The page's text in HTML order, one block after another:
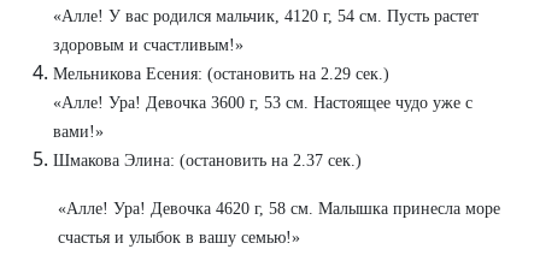
«Алле! У вас родился мальчик, 4120 г, 54 см. Пусть растет
здоровым и счастливым!»
Мельникова Есения: (остановить на 2.29 сек.)
«Алле! Ура! Девочка 3600 г, 53 см. Настоящее чудо уже с
вами!»
Шмакова Элина: (остановить на 2.37 сек.)
«Алле! Ура! Девочка 4620 г, 58 см. Малышка принесла море
счастья и улыбок в вашу семью!»